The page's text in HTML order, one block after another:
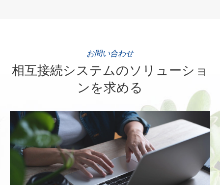
お問い合わせ
相互接続システムのソリューショ
ンを求める